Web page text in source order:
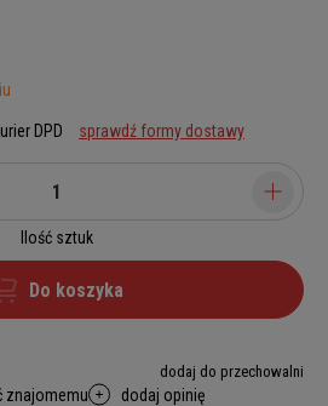
DPD sprawdź formy dostawy
Ilość sztuk
Do koszyka
dodaj do przechowalni
znajomemu dodaj opinię